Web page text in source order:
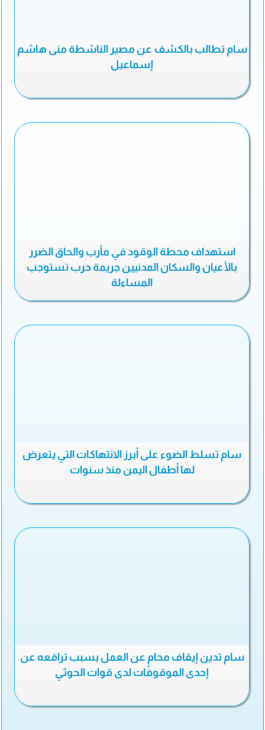
سام تطالب بالكشف عن مصير الناشطة منى هاشم
إسماعيل
استهداف محطة الوقود في مأرب والحاق الضرر
بالأعيان والسكان المدنيين جريمة حرب تستوجب
المساءلة
سام تسلط الضوء على أبرز الانتهاكات التي يتعرض
لها أطفال اليمن منذ سنوات
سام تدين إيقاف محامٍ عن العمل بسبب ترافعه عن
إحدى الموقوفات لدى قوات الحوثي